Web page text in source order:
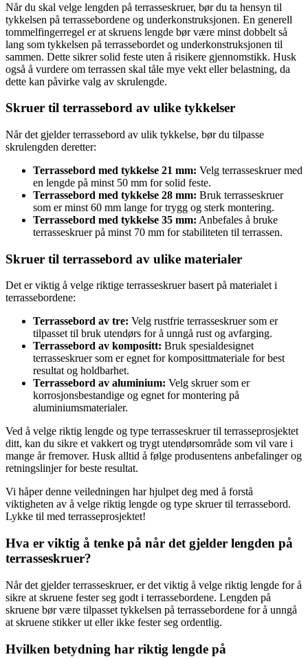
Når du skal velge lengden på terrasseskruer, bør du ta hensyn til
tykkelsen på terrassebordene og underkonstruksjonen. En generell
tommelfingerregel er at skruens lengde bør være minst dobbelt så
lang som tykkelsen på terrassebordet og underkonstruksjonen til
sammen. Dette sikrer solid feste uten å risikere gjennomstikk. Husk
også å vurdere om terrassen skal tåle mye vekt eller belastning, da
dette kan påvirke valg av skrulengde.
Skruer til terrassebord av ulike tykkelser
Når det gjelder terrassebord av ulik tykkelse, bør du tilpasse
skrulengden deretter:
Terrassebord med tykkelse 21 mm: Velg terrasseskruer med
en lengde på minst 50 mm for solid feste.
Terrassebord med tykkelse 28 mm: Bruk terrasseskruer
som er minst 60 mm lange for trygg og sterk montering.
Terrassebord med tykkelse 35 mm: Anbefales å bruke
terrasseskruer på minst 70 mm for stabiliteten til terrassen.
Skruer til terrassebord av ulike materialer
Det er viktig å velge riktige terrasseskruer basert på materialet i
terrassebordene:
Terrassebord av tre: Velg rustfrie terrasseskruer som er
tilpasset til bruk utendørs for å unngå rust og avfarging.
Terrassebord av kompositt: Bruk spesialdesignet
terrasseskruer som er egnet for komposittmateriale for best
resultat og holdbarhet.
Terrassebord av aluminium: Velg skruer som er
korrosjonsbestandige og egnet for montering på
aluminiumsmaterialer.
Ved å velge riktig lengde og type terrasseskruer til terrasseprosjektet
ditt, kan du sikre et vakkert og trygt utendørsområde som vil vare i
mange år fremover. Husk alltid å følge produsentens anbefalinger og
retningslinjer for beste resultat.
Vi håper denne veiledningen har hjulpet deg med å forstå
viktigheten av å velge riktig lengde og type skruer til terrassebord.
Lykke til med terrasseprosjektet!
Hva er viktig å tenke på når det gjelder lengden på
terrasseskruer?
Når det gjelder terrasseskruer, er det viktig å velge riktig lengde for å
sikre at skruene fester seg godt i terrassebordene. Lengden på
skruene bør være tilpasset tykkelsen på terrassebordene for å unngå
at skruene stikker ut eller ikke fester seg ordentlig.
Hvilken betydning har riktig lengde på